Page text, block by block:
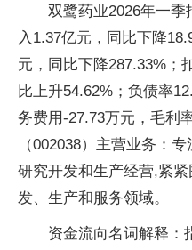
双鹭药业2026年一
入1.37亿元，同比下降
元，同比下降287.33%；
比上升54.62%；负债率
务费用-27.73万元，毛利
（002038）主营业务：
研究开发和生产经营,紧
发、生产和服务领域。
资金流向名词解释：